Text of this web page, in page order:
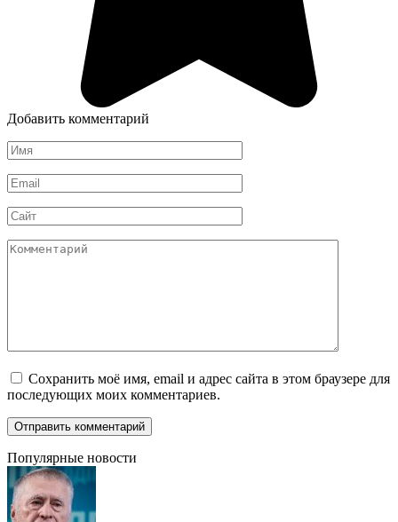
Добавить комментарий
Имя
*
Email
*
Сайт
Комментарий
Сохранить моё имя, email и адрес сайта в этом браузере для
последующих моих комментариев.
Популярные новости